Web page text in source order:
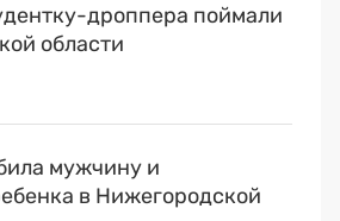
дроппера поймали
области
мужчину и
в Нижегородской